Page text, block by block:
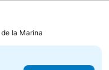
la Marina